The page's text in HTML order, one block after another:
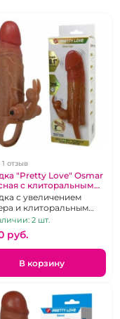
1 отзыв
"Pretty Love" Osmar
с клиторальным
с увеличением
и клиторальным
с вибрацией.
2 шт.
pуб.
В корзину